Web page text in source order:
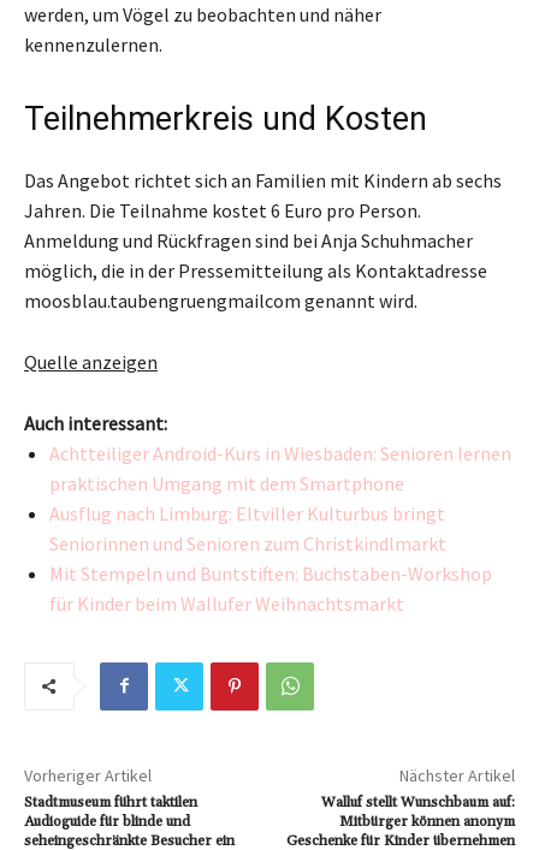
werden, um Vögel zu beobachten und näher
kennenzulernen.
Teilnehmerkreis und Kosten
Das Angebot richtet sich an Familien mit Kindern ab sechs
Jahren. Die Teilnahme kostet 6 Euro pro Person.
Anmeldung und Rückfragen sind bei Anja Schuhmacher
möglich, die in der Pressemitteilung als Kontaktadresse
moosblau.taubengruengmailcom genannt wird.
Quelle anzeigen
Auch interessant:
Achtteiliger Android-Kurs in Wiesbaden: Senioren lernen
praktischen Umgang mit dem Smartphone
Ausflug nach Limburg: Eltviller Kulturbus bringt
Seniorinnen und Senioren zum Christkindlmarkt
Mit Stempeln und Buntstiften: Buchstaben-Workshop
für Kinder beim Wallufer Weihnachtsmarkt
Vorheriger Artikel
Stadtmuseum führt taktilen
Audioguide für blinde und
seheingeschränkte Besucher ein
Nächster Artikel
Walluf stellt Wunschbaum auf:
Mitbürger können anonym
Geschenke für Kinder übernehmen